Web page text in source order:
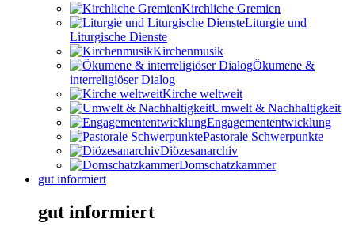
Kirchliche Gremien
Liturgie und
Liturgische Dienste
Kirchenmusik
Ökumene &
interreligiöser Dialog
Kirche weltweit
Umwelt & Nachhaltigkeit
Engagemententwicklung
Pastorale Schwerpunkte
Diözesanarchiv
Domschatzkammer
gut informiert
gut informiert